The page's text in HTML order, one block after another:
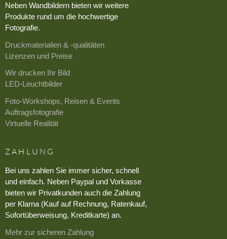
Neben Wandbildern bieten wir weitere
Produkte rund um die hochwertige
Fotografie.
Druckmaterialien & -qualitäten
Lizenzen und Preise
Wir drucken Ihr Bild
LED-Leuchtbilder
Foto-Workshops, Reisen & Events
Auftragsfotografie
Virtuelle Realität
ZAHLUNG
Bei uns zahlen Sie immer sicher, schnell
und einfach. Neben Paypal und Vorkasse
bieten wir Privatkunden auch die Zahlung
per Klarna (Kauf auf Rechnung, Ratenkauf,
Sofortüberweisung, Kreditkarte) an.
Mehr zur sicheren Zahlung